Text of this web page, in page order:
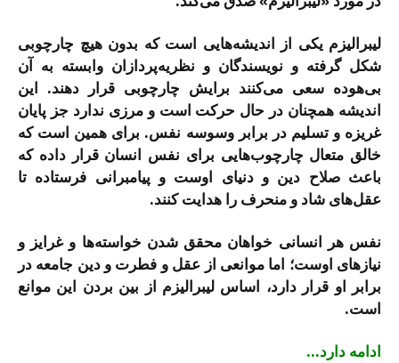
لیبرالیزم یکی از اندیشه‌هایی است که بدون هیچ چارچوبی
شکل گرفته و نویسندگان و نظریه‌پردازان وابسته به آن
بی‌هوده سعی می‌کنند برایش چارچوبی قرار دهند. این
اندیشه همچنان در حال حرکت است و مرزی ندارد جز پایان
غریزه و تسلیم در برابر وسوسه نفس. برای همین است که
خالق متعال چارچوب‌هایی برای نفس انسان قرار داده که
باعث صلاح دین و دنیای اوست و پیامبرانی فرستاده تا
عقل‌های شاد و منحرف را هدایت کنند.
نفس هر انسانی خواهان محقق شدن خواسته‌ها و غرایز و
نیازهای اوست؛ اما موانعی از عقل و فطرت و دین جامعه در
برابر او قرار دارد، اساس لیبرالیزم از بین بردن این موانع
است.
ادامه دارد…